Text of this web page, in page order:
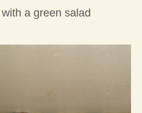
a green salad